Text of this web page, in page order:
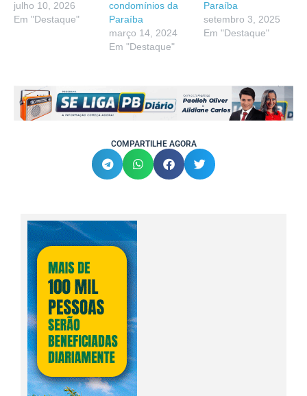
julho 10, 2026
Em "Destaque"
condomínios da
Paraíba
março 14, 2024
Em "Destaque"
Paraíba
setembro 3, 2025
Em "Destaque"
COMPARTILHE AGORA